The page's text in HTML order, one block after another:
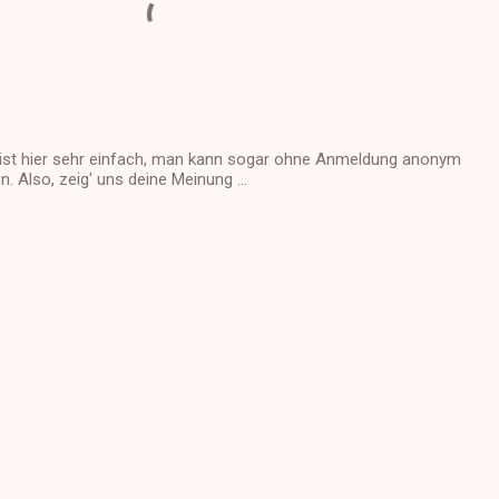
hier sehr einfach, man kann sogar ohne Anmeldung anonym
Also, zeig' uns deine Meinung ...